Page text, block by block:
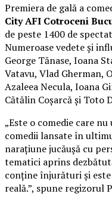
Premiera de gală a
City AFI Cotroceni
de peste 1400 de
Numeroase vedete și
George Tănase, Ioana
Vatavu, Vlad Gherman,
Azaleea Necula, Ioana
Cătălin Coșarcă și Toto
„Este o comedie care
comedii lansate în
narațiune jucăușă cu
tematici aprins
conține înjurături și
reală.”, spune regizorul